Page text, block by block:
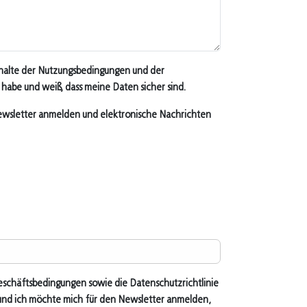
der Nutzungsbedingungen und der
und weiß, dass meine Daten sicher sind.
anmelden und elektronische Nachrichten
sowie die Datenschutzrichtlinie
ich möchte mich für den Newsletter anmelden,